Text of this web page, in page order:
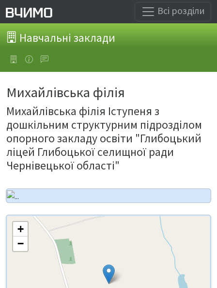
Всі розділи
Навчальні заклади
Михайлівська філія
Михайлівська філія Іступеня з
дошкільним структурним підрозділом
опорного закладу освіти "Глибоцький
ліцей Глибоцької селищної ради
Чернівецької області"
+
−